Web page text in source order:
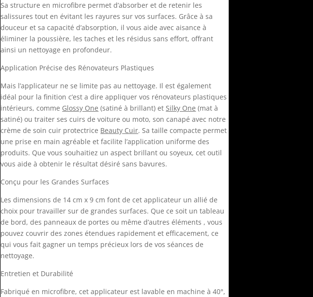
Sa structure en microfibre permet d’absorber et de retenir les
salissures tout en évitant les rayures sur vos surfaces. Grâce à sa
douceur et sa capacité d’absorption, il vous aide avec aisance à
éliminer la poussière, les taches et les résidus sans effort, offrant
ainsi un nettoyage en profondeur.
Application Précise des Rénovateurs Plastiques
Mais l’applicateur ne se limite pas au nettoyage. Il est également
idéal pour la finition c’est a dire appliquer vos rénovateurs plastiques
intérieurs, comme Glossy One (satiné à brillant) etSilky One (mat à
satiné) ou traiter ses cuirs de voiture ou moto, son canapé avec notre
crème de soin cuir protectrice Beauty Cuir. Sa taille compacte permet
une prise en main agréable et facilite l’application uniforme des
produits. Que vous souhaitiez un aspect brillant ou soyeux, cet outil
vous aide à obtenir le résultat désiré sans bavures.
Conçu pour les Grandes Surfaces
Les dimensions de 14 cm x 9 cm font de cet applicateur un allié de
choix pour travailler sur de grandes surfaces. Que ce soit un tableau
de bord, des panneaux de portes ou même d’autres éléments , vous
pouvez couvrir des zones étendues rapidement et efficacement, ce
qui vous fait gagner un temps précieux lors de vos séances de
nettoyage.
Entretien et Durabilité
Fabriqué en microfibre, cet applicateur est lavable en machine à 40°,